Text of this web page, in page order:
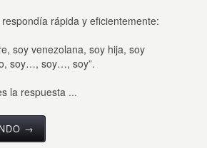
rápida y eficientemente:
soy venezolana, soy hija, soy
soy…, soy…, soy”.
la respuesta ...
→